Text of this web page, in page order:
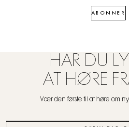
ABONNER
HAR DU
AT HØRE
Vær den første til at høre om